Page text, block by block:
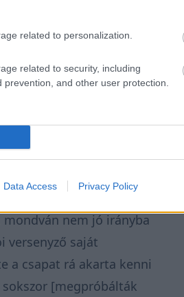
related to personalization.
related to security, including
and other user protection.
Data Access Privacy Policy
voltam a nagy
arról, hogy
az baj volt, de ha nem,
érkező
nem jó irányba
versenyző saját
a csapat rá akarta kenni
[megpróbálták